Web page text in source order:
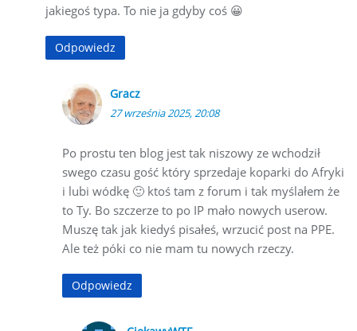
jakiegoś typa. To nie ja gdyby coś 😀
Odpowiedz
Gracz
27 września 2025, 20:08
Po prostu ten blog jest tak niszowy ze wchodził
swego czasu gość który sprzedaje koparki do Afryki
i lubi wódkę 🙂 ktoś tam z forum i tak myślałem że
to Ty. Bo szczerze to po IP mało nowych userow.
Muszę tak jak kiedyś pisałeś, wrzucić post na PPE.
Ale też póki co nie mam tu nowych rzeczy.
Odpowiedz